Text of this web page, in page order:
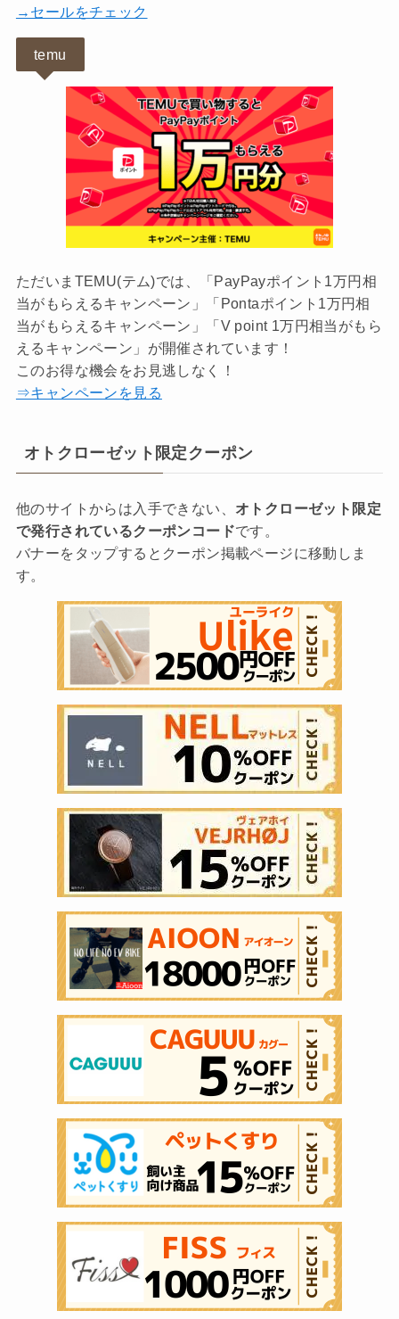
→セールをチェック
temu
ただいまTEMU(テム)では、「PayPayポイント1万円相
当がもらえるキャンペーン」「Pontaポイント1万円相
当がもらえるキャンペーン」「V point 1万円相当がもら
えるキャンペーン」が開催されています！
このお得な機会をお見逃しなく！
⇒キャンペーンを見る
オトクローゼット限定クーポン
他のサイトからは入手できない、 オトクローゼット限定
で発行されているクーポンコードです。
バナーをタップするとクーポン掲載ページに移動しま
す。